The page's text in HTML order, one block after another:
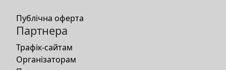
Публічна оферта
Партнера
Трафік-сайтам
Організаторам